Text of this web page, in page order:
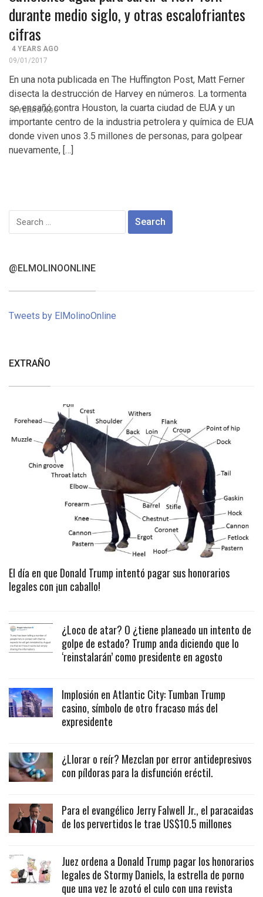
Control del Senado EUA en juego en 2da vuelta
electoral en Georgia
4 YEARS AGO
declaraciones de impuestos de Donald Trump
4 YEARS AGO
¡Culpable! Jurado en Washington D.C. falla en contra
Steward Rhodes, fundador de violento, grupo
durante medio siglo, y otras escalofriantes
cifras
09/01/2017
En una nota publicada en The Huffington Post, Matt Ferner
disecta la destrucción de Harvey en números. La tormenta
se ensañó contra Houston, la cuarta ciudad de EUA y un
importante centro de la industria petrolera y química de EUA
donde viven unos 3.5 millones de personas, para golpear
nuevamente, […]
Search
@ELMOLINOONLINE
Tweets by ElMolinoOnline
EXTRAÑO
El día en que Donald Trump intentó pagar sus honorarios
legales con ¡un caballo!
¿Loco de atar? O ¿tiene planeado un intento de
golpe de estado? Trump anda diciendo que lo
‘reinstalarán’ como presidente en agosto
Implosión en Atlantic City: Tumban Trump
casino, símbolo de otro fracaso más del
expresidente
¿Llorar o reír? Mezclan por error antidepresivos
con píldoras para la disfunción eréctil.
Para el evangélico Jerry Falwell Jr., el paracaidas
de los pervertidos le trae US$10.5 millones
Juez ordena a Donald Trump pagar los honorarios
legales de Stormy Daniels, la estrella de porno
que una vez le azotó el culo con una revista